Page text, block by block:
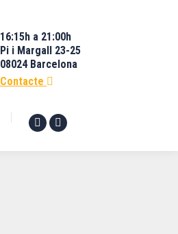
16:15h a 21:00h
Pi i Margall 23-25
08024 Barcelona
Contacte
Facebook
page
YouTube
page